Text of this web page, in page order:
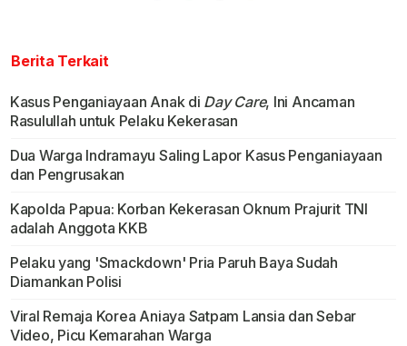
Berita Terkait
Kasus Penganiayaan Anak di Day Care, Ini Ancaman
Rasulullah untuk Pelaku Kekerasan
Dua Warga Indramayu Saling Lapor Kasus Penganiayaan
dan Pengrusakan
Kapolda Papua: Korban Kekerasan Oknum Prajurit TNI
adalah Anggota KKB
Pelaku yang 'Smackdown' Pria Paruh Baya Sudah
Diamankan Polisi
Viral Remaja Korea Aniaya Satpam Lansia dan Sebar
Video, Picu Kemarahan Warga